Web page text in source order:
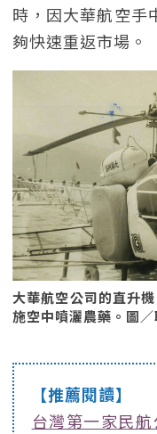
時，因大華航空手
夠快速重返市場。
大華航空公司的直升
施空中噴灑農藥。圖
【推薦閱讀】
台灣第一家民